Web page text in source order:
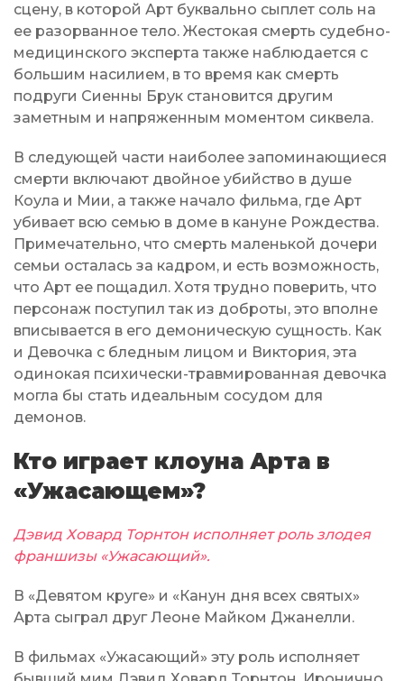
сцену, в которой Арт буквально сыплет соль на
ее разорванное тело. Жестокая смерть судебно-
медицинского эксперта также наблюдается с
большим насилием, в то время как смерть
подруги Сиенны Брук становится другим
заметным и напряженным моментом сиквела.
В следующей части наиболее запоминающиеся
смерти включают двойное убийство в душе
Коула и Мии, а также начало фильма, где Арт
убивает всю семью в доме в кануне Рождества.
Примечательно, что смерть маленькой дочери
семьи осталась за кадром, и есть возможность,
что Арт ее пощадил. Хотя трудно поверить, что
персонаж поступил так из доброты, это вполне
вписывается в его демоническую сущность. Как
и Девочка с бледным лицом и Виктория, эта
одинокая психически-травмированная девочка
могла бы стать идеальным сосудом для
демонов.
Кто играет клоуна Арта в
«Ужасающем»?
Дэвид Ховард Торнтон исполняет роль злодея
франшизы «Ужасающий».
В «Девятом круге» и «Канун дня всех святых»
Арта сыграл друг Леоне Майком Джанелли.
В фильмах «Ужасающий» эту роль исполняет